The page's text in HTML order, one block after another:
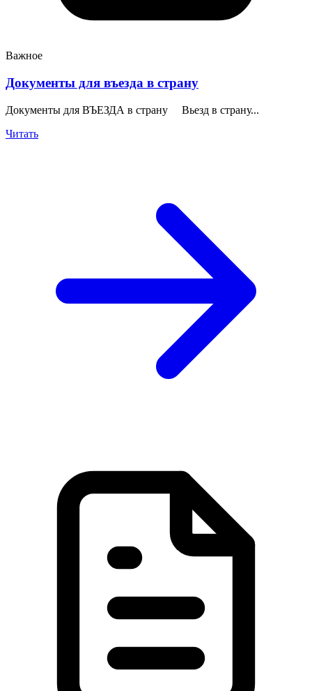
Важное
Документы для въезда в страну
Документы для ВЪЕЗДА в страну Вьезд в страну...
Читать